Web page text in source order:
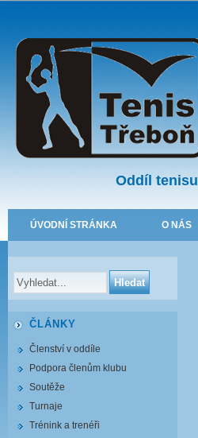
Oddíl tenisu
ÚVODNÍ STRÁNKA O NÁS
ČLÁNKY
Členství v oddíle
Podpora členům klubu
Soutěže
Turnaje
Trénink a trenéři